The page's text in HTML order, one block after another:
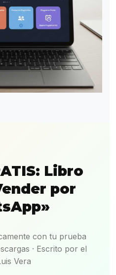
Libro
por
con tu prueba
· Escrito por el
Vera